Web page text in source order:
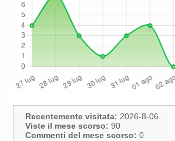
Recentemente visitata: 2026-8-06
Viste il mese scorso: 90
Commenti del mese scorso: 0